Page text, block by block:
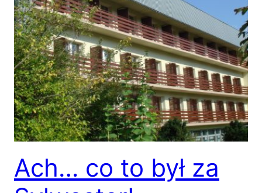
Ach… co to był za